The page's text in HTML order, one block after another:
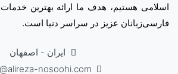
اسلامی هستیم، هدف ما ارائه بهترین
فارسی‌زبانان عزیز در سراسر دنیا است.
ایران - اصفهان
nosoohi.com